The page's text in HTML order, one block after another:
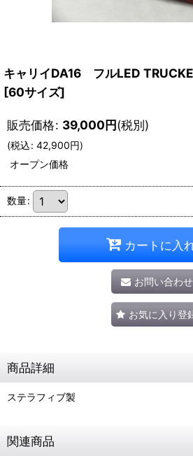
キャリイDA16 フルLED
[60サイズ]
販売価格: 39,000円(税別)
(税込: 42,900円)
オープン価格
数量:
カートに入
お問い合わせ
お気に入り登
商品詳細
ステラフィブ製
関連商品